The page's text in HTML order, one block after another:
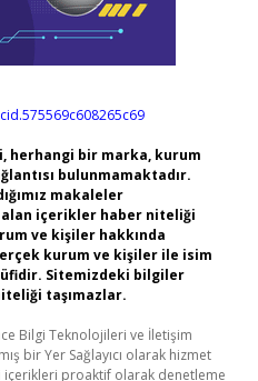
herhangi bir marka, kurum
bulunmamaktadır.
makaleler
alan içerikler haber niteliği
ve kişiler hakkında
kurum ve kişiler ile isim
Sitemizdeki bilgiler
taşımazlar.
Bilgi Teknolojileri ve İletişim
bir Yer Sağlayıcı olarak hizmet
proaktif olarak denetleme